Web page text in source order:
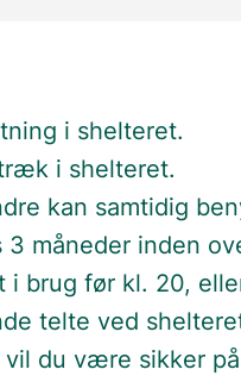
i shelteret.
i shelteret.
kan samtidig
måneder inden
i brug før kl. 20,
telte ved
du være sikker